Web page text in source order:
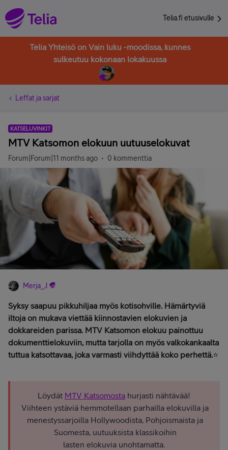
Telia.fi etusivulle
Telia Yhteisö on Vain luku -moodissa, kunnes
sulkeutuu kokonaan lokakuussa
Leffat ja sarjat
KATSELUVINKIT
MTV Katsomon elokuun uutuuselokuvat
Forum|Forum|11 months ago 0 kommenttia
Merja_J
Syksy saapuu pikkuhiljaa myös kotisohville. Hämärtyviä
iltoja on mukava viettää kiinnostavien elokuvien ja
dokkareiden parissa. MTV Katsomon elokuu painottuu
dokumenttielokuviin, mutta tarjolla on myös valkokankaalta
tuttua katsottavaa, joka varmasti viihdyttää koko perhettä.⭐
Löydät MTV Katsomosta hurjasti nähtävää!
Viihteen ystäviä hemmotellaan parhailla elokuvilla ja
menestyssarjoilla Hollywoodista, Pohjoismaista ja
Suomesta, uutuuksista klassikoihin
lasten elokuvia unohtamatta.